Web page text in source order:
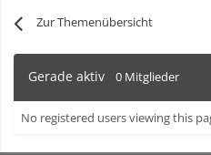
Zur Themenübersicht
Gerade aktiv 0 Mitglieder
No registered users viewing this